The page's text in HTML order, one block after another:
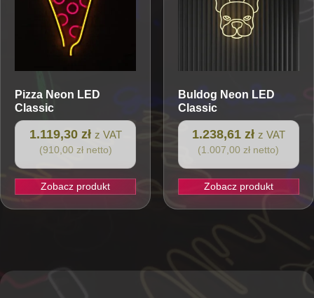
Pizza Neon LED
Classic
1.119,30 zł z VAT
(910,00 zł netto)
Zobacz produkt
Buldog Neon LED
Classic
1.238,61 zł z VAT
(1.007,00 zł netto)
Zobacz produkt